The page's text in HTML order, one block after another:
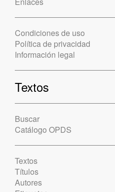
Condiciones de uso
Política de privacidad
Información legal
Textos
Buscar
Catálogo OPDS
Textos
Títulos
Autores